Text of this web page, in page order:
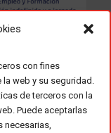
con fines
web y su seguridad.
de terceros con la
Puede aceptarlas
necesarias,